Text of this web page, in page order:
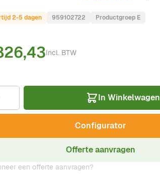
2-5 dagen 959102722 Productgroep E
Incl. BTW
In Winkelwagen
Configurator
Offerte aanvragen
een offerte aanvragen?